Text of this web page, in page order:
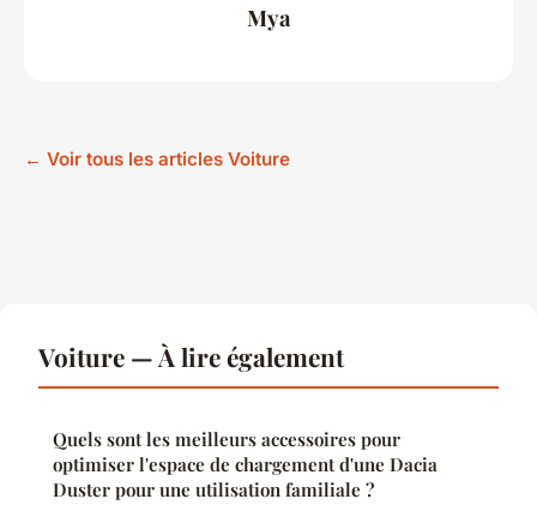
Mya
← Voir tous les articles Voiture
Voiture — À lire également
Quels sont les meilleurs accessoires pour
optimiser l'espace de chargement d'une Dacia
Duster pour une utilisation familiale ?